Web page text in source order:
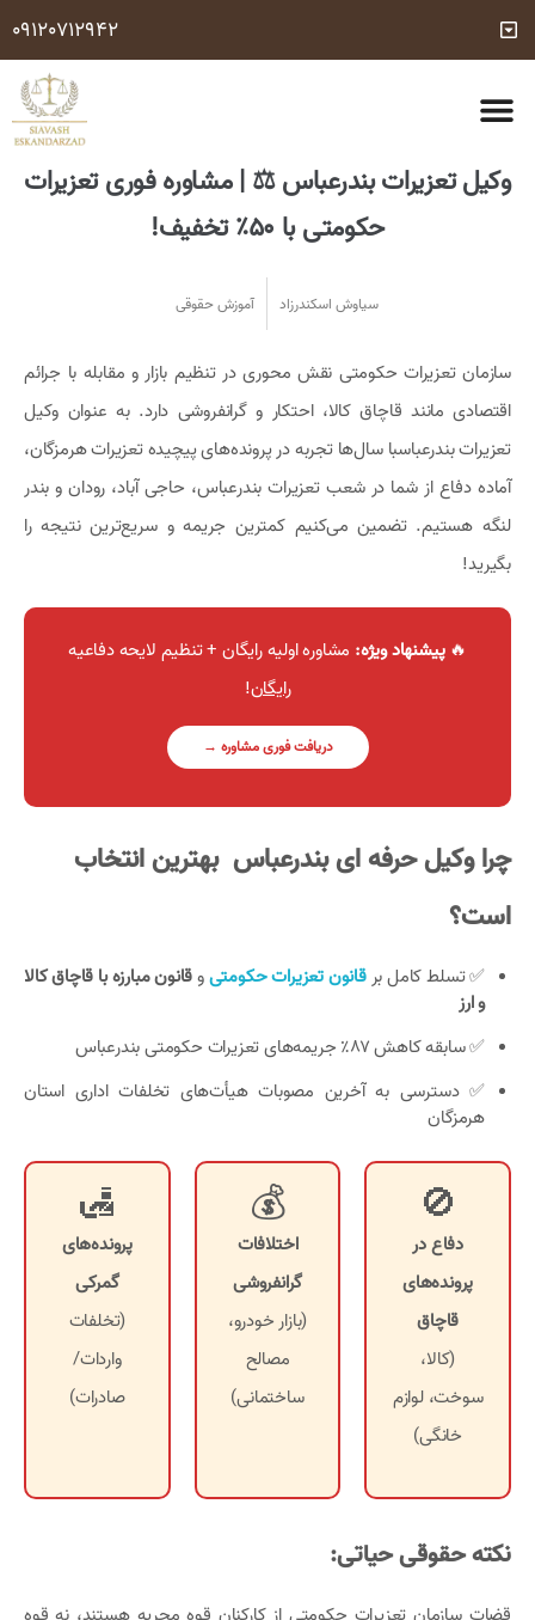
09120712942
وکیل تعزیرات بندرعباس ⚖ | مشاوره فوری تعزیرات
حکومتی با ۵۰٪ تخفیف!
سیاوش اسکندرزاد آموزش حقوقی
سازمان تعزیرات حکومتی نقش محوری در تنظیم بازار و مقابله با جرائم
اقتصادی مانند قاچاق کالا، احتکار و گرانفروشی دارد. به عنوان وکیل
تعزیرات بندرعباسبا سال‌ها تجربه در پرونده‌های پیچیده تعزیرات هرمزگان،
آماده دفاع از شما در شعب تعزیرات بندرعباس، حاجی آباد، رودان و بندر
لنگه هستیم. تضمین می‌کنیم کمترین جریمه و سریع‌ترین نتیجه را
بگیرید!
🔥پیشنهاد ویژه: مشاوره اولیه رایگان + تنظیم لایحه دفاعیه
رایگان!
دریافت فوری مشاوره →
چرا وکیل حرفه ای بندرعباس بهترین انتخاب
است؟
✅ تسلط کامل برقانون تعزیرات حکومتیوقانون مبارزه با قاچاق کالا
و ارز
✅ سابقه کاهش ۸۷٪ جریمه‌های تعزیرات حکومتی بندرعباس
✅ دسترسی به آخرین مصوبات هیأت‌های تخلفات اداری استان
هرمزگان
🚫
دفاع در
پرونده‌های
قاچاق
(کالا،
سوخت، لوازم
خانگی)
💰
اختلافات
گرانفروشی
(بازار خودرو،
مصالح
ساختمانی)
🛃
پرونده‌های
گمرکی
(تخلفات
واردات/
صادرات)
نکته حقوقی حیاتی: